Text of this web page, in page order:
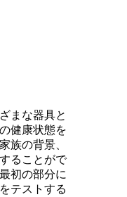
まな器具と
健康状態を
族の背景、
ることがで
初の部分に
テストする